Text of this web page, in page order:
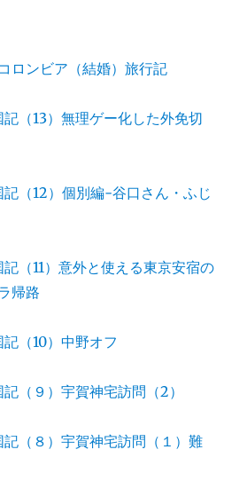
ロンビア（結婚）旅行記
（13）無理ゲー化した外免切
（12）個別編-谷口さん・ふじ
（11）意外と使える東京安宿の
帰路
（10）中野オフ
（９）宇賀神宅訪問（2）
（８）宇賀神宅訪問（１）難